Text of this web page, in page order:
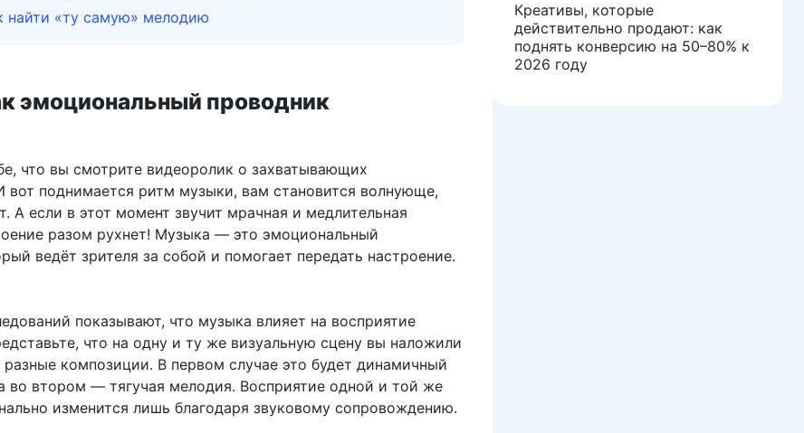
найти «ту самую» мелодию
эмоциональный проводник
что вы смотрите видеоролик о захватывающих
вот поднимается ритм музыки, вам становится волнующе,
А если в этот момент звучит мрачная и медлительная
разом рухнет! Музыка — это эмоциональный
ведёт зрителя за собой и помогает передать настроение.
показывают, что музыка влияет на восприятие
что на одну и ту же визуальную сцену вы наложили
композиции. В первом случае это будет динамичный
во втором — тягучая мелодия. Восприятие одной и той же
изменится лишь благодаря звуковому сопровождению.
Креативы, которые
действительно продают: как
поднять конверсию на 50–80% к
2026 году